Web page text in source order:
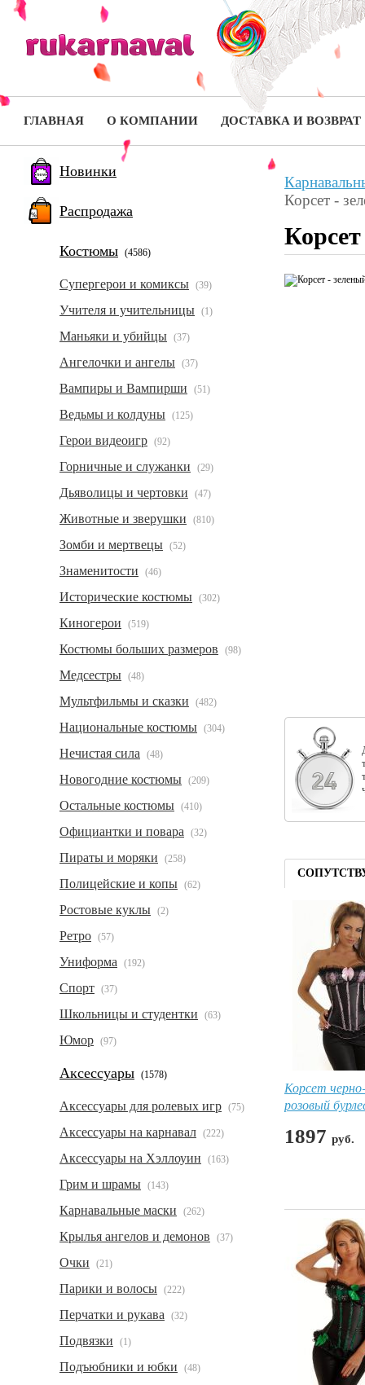
ГЛАВНАЯ О КОМПАНИИ ДОСТАВКА И ВОЗВРАТ
Новинки
Распродажа
Костюмы (4586)
Супергерои и комиксы (39)
Учителя и учительницы (1)
Маньяки и убийцы (37)
Ангелочки и ангелы (37)
Вампиры и Вампирши (51)
Ведьмы и колдуны (125)
Герои видеоигр (92)
Горничные и служанки (29)
Дьяволицы и чертовки (47)
Животные и зверушки (810)
Зомби и мертвецы (52)
Знаменитости (46)
Исторические костюмы (302)
Киногерои (519)
Костюмы больших размеров (98)
Медсестры (48)
Мультфильмы и сказки (482)
Национальные костюмы (304)
Нечистая сила (48)
Новогодние костюмы (209)
Остальные костюмы (410)
Официантки и повара (32)
Пираты и моряки (258)
Полицейские и копы (62)
Ростовые куклы (2)
Ретро (57)
Униформа (192)
Спорт (37)
Школьницы и студентки (63)
Юмор (97)
Аксессуары (1578)
Аксессуары для ролевых игр (75)
Аксессуары на карнавал (222)
Аксессуары на Хэллоуин (163)
Грим и шрамы (143)
Карнавальные маски (262)
Крылья ангелов и демонов (37)
Очки (21)
Парики и волосы (222)
Перчатки и рукава (32)
Подвязки (1)
Подъюбники и юбки (48)
Корсет -
Корсет черно-
розовый
1897 руб.